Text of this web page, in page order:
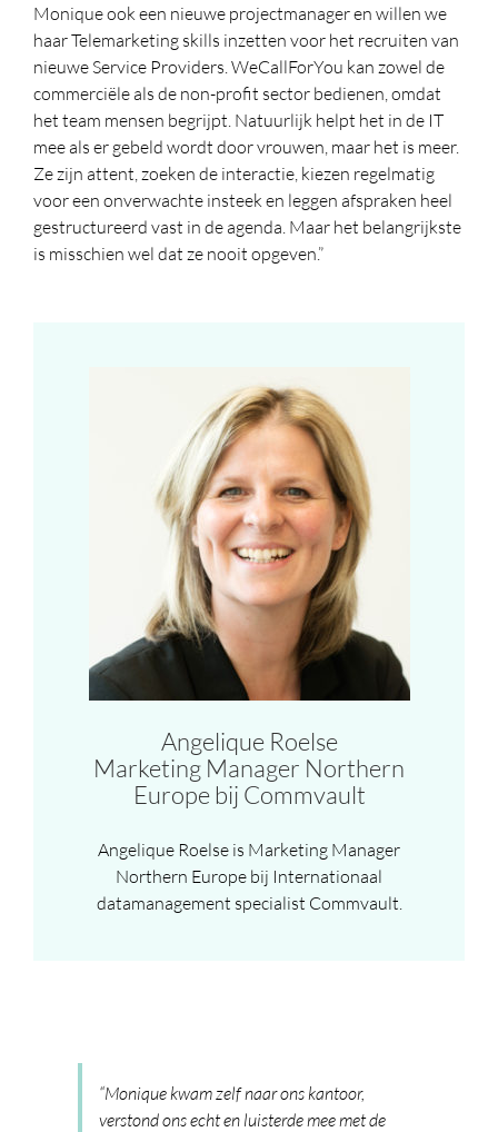
Monique ook een nieuwe projectmanager en willen we
haar Telemarketing skills inzetten voor het recruiten van
nieuwe Service Providers. WeCallForYou kan zowel de
commerciële als de non-profit sector bedienen, omdat
het team mensen begrijpt. Natuurlijk helpt het in de IT
mee als er gebeld wordt door vrouwen, maar het is meer.
Ze zijn attent, zoeken de interactie, kiezen regelmatig
voor een onverwachte insteek en leggen afspraken heel
gestructureerd vast in de agenda. Maar het belangrijkste
is misschien wel dat ze nooit opgeven.”
Angelique Roelse
Marketing Manager Northern
Europe bij Commvault
Angelique Roelse is Marketing Manager
Northern Europe bij Internationaal
datamanagement specialist Commvault.
“Monique kwam zelf naar ons kantoor,
verstond ons echt en luisterde mee met de